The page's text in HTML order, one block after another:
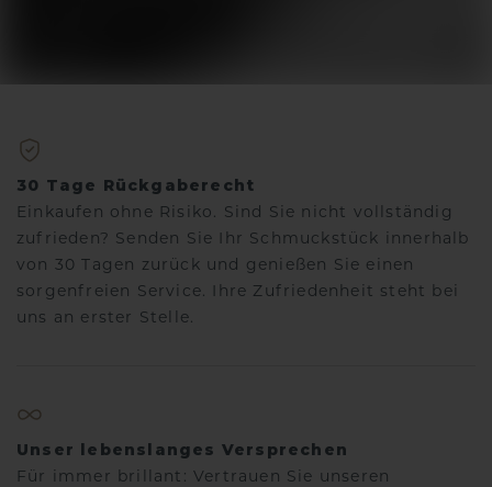
30 Tage Rückgaberecht
Einkaufen ohne Risiko. Sind Sie nicht vollständig
zufrieden? Senden Sie Ihr Schmuckstück innerhalb
von 30 Tagen zurück und genießen Sie einen
sorgenfreien Service. Ihre Zufriedenheit steht bei
uns an erster Stelle.
Unser lebenslanges Versprechen
Für immer brillant: Vertrauen Sie unseren